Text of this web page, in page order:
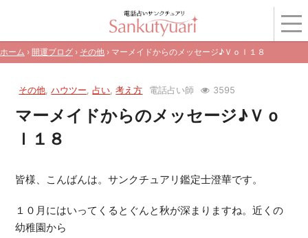
ホーム › 開運ブログ › その他 › マーメイドからのメッセージ♪Ｖｏｌ１８
その他 ,ハウツー ,占い ,考え方 電話占い師 3595
マーメイドからのメッセージ♪Ｖｏ
ｌ１８
皆様、こんばんは。サンクチュアリ鑑定士澄華です。
１０月にはいってくるとぐんと秋が深まりますね。近くの
幼稚園から